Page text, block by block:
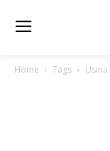
Home Tags